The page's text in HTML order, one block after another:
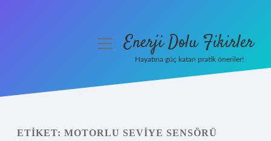
Yasal Uyarı
menüyüEnerji Dolu Fikirler
Hayatına güç katan pratik öneriler!
ETIKET: MOTORLU SEVIYE SENSÖRÜ